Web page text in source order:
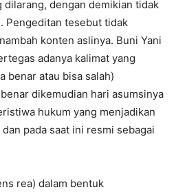
dengan demikian tidak
Pengeditan tesebut tidak
konten aslinya. Buni Yani
adanya kalimat yang
benar atau bisa salah)
dikemudian hari asumsinya
hukum yang menjadikan
pada saat ini resmi sebagai
rea) dalam bentuk